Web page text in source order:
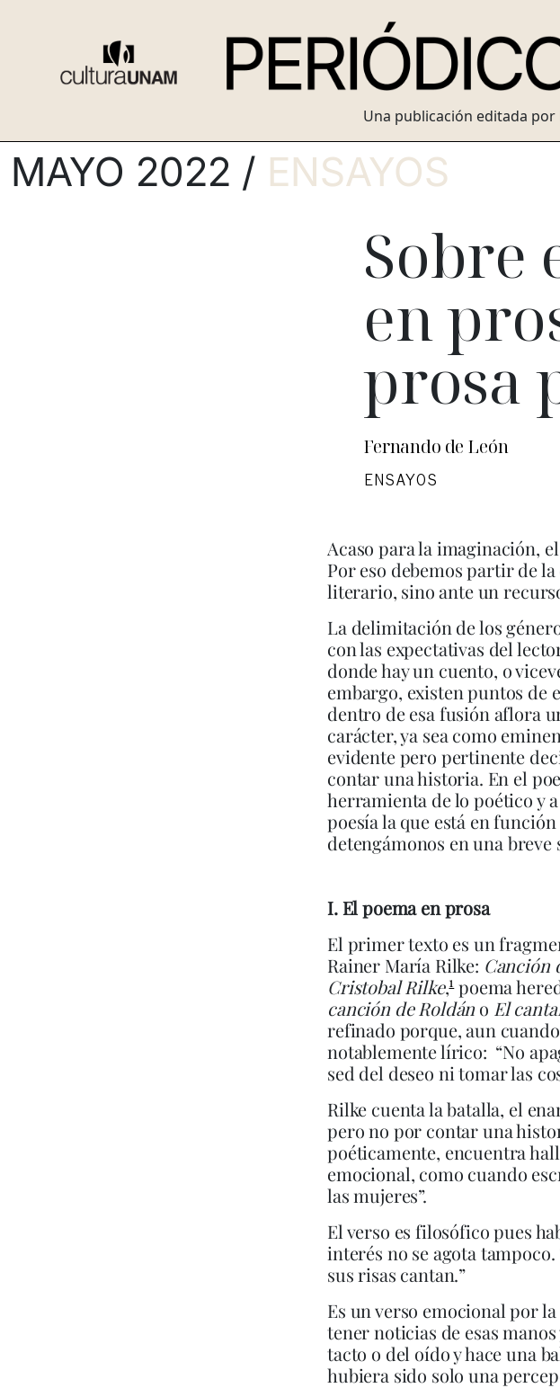
Una publicación editada
MAYO 2022 / ENSAYOS
Sobre
en
prosa
Fernando de León
ENSAYOS
Acaso para la imaginación,
Por eso debemos partir de
literario, sino ante un
La delimitación de los
con las expectativas del
donde hay un cuento, o
embargo, existen puntos de
dentro de esa fusión aflora
carácter, ya sea como
evidente pero pertinente
contar una historia. En el
herramienta de lo poético y
poesía la que está en
detengámonos en una
I. El poema en prosa
El primer texto es un
Rainer María Rilke: Canción
Cristobal Rilke,1poema
canción de Roldáno El
refinado porque, aun
notablemente lírico: “No
sed del deseo ni tomar las
Rilke cuenta la batalla, el
pero no por contar una
poéticamente, encuentra
emocional, como cuando
las mujeres”.
El verso es filosófico pues
interés no se agota
sus risas cantan.”
Es un verso emocional por
tener noticias de esas
tacto o del oído y hace una
hubiera sido solo una